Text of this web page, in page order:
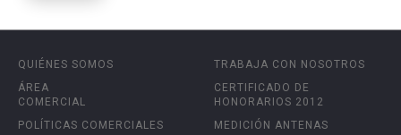
QUIÉNES SOMOS
ÁREA
COMERCIAL
POLÍTICAS COMERCIALES
TRABAJA CON NOSOTROS
CERTIFICADO DE
HONORARIOS 2012
MEDICIÓN ANTENAS